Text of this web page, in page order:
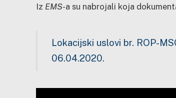
Iz EMS-a su nabrojali koja
Lokacijski uslovi br. ROP-
06.04.2020.